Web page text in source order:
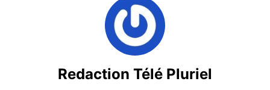
Redaction Télé Pluriel